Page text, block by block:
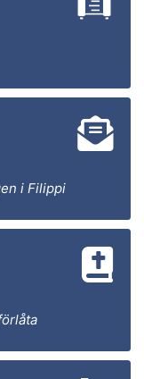
i Filippi